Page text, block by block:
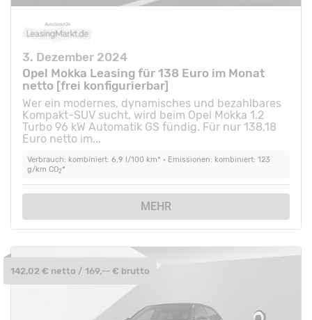
3. Dezember 2024
Opel Mokka Leasing für 138 Euro im Monat
netto [frei konfigurierbar]
Wer ein modernes, dynamisches und bezahlbares
Kompakt-SUV sucht, wird beim Opel Mokka 1.2
Turbo 96 kW Automatik GS fündig. Für nur 138,18
Euro netto im...
Verbrauch: kombiniert: 6,9 l/100 km* • Emissionen: kombiniert: 123
g/km CO2*
MEHR
142,02 € netto / 169,-- € brutto